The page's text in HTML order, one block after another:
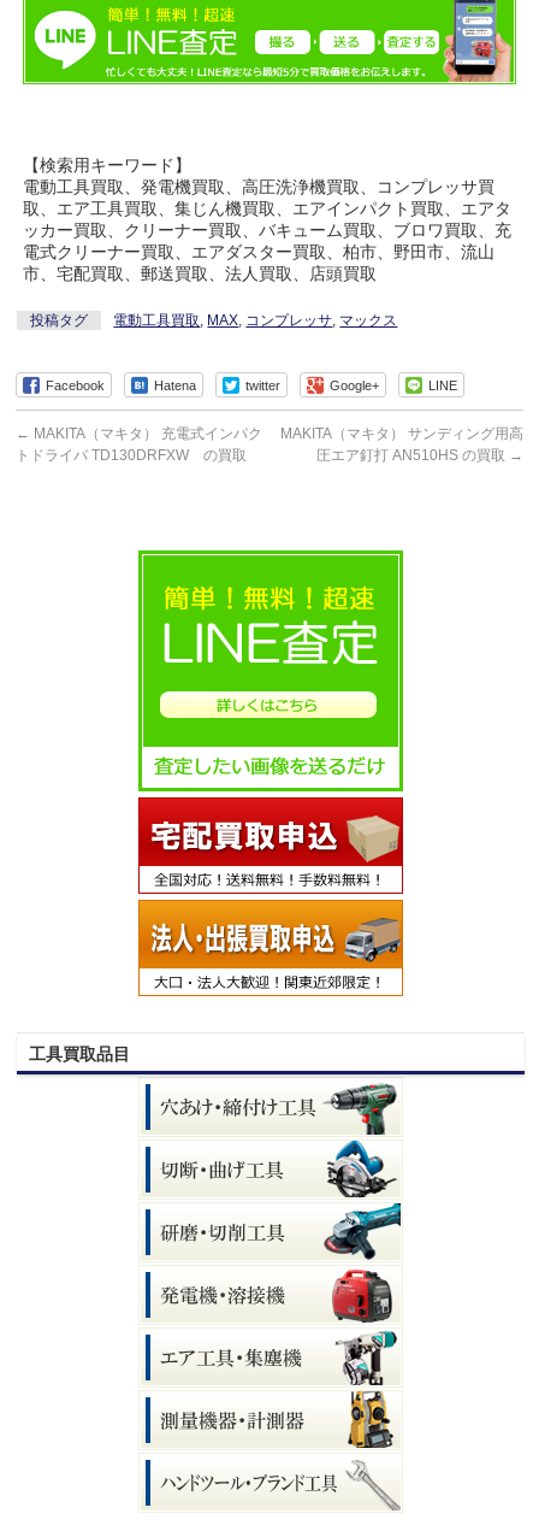
【検索用キーワード】
電動工具買取、発電機買取、高圧洗浄機買取、コンプレッサ買
取、エア工具買取、集じん機買取、エアインパクト買取、エアタ
ッカー買取、クリーナー買取、バキューム買取、ブロワ買取、充
電式クリーナー買取、エアダスター買取、柏市、野田市、流山
市、宅配買取、郵送買取、法人買取、店頭買取
投稿タグ 電動工具買取, MAX, コンプレッサ, マックス
Facebook Hatena twitter Google+ LINE
← MAKITA（マキタ） 充電式インパク
トドライバ TD130DRFXW の買取
MAKITA（マキタ） サンディング用高
圧エア釘打 AN510HS の買取 →
工具買取品目